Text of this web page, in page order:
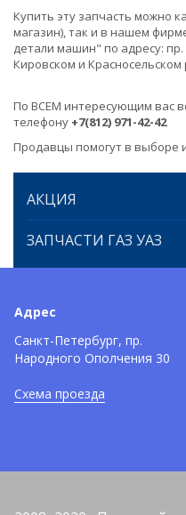
Купить эту запчасть можно
магазин), так и в нашем
детали машин" по адресу:
Кировском и Красносельском
По ВСЕМ интересующим вас
телефону +7(812) 971-42-42
Продавцы помогут в выборе
АКЦИЯ
ЗАПЧАСТИ ГАЗ УАЗ
Адрес
Санкт-Петербург, пр.
Народного Ополчения 30
Схема проезда